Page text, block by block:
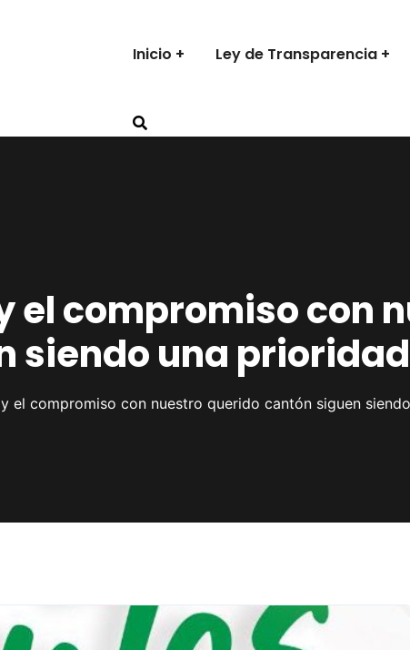
Inicio Ley de Transparencia
el compromiso con
siendo una
el compromiso con nuestro querido cantón siguen